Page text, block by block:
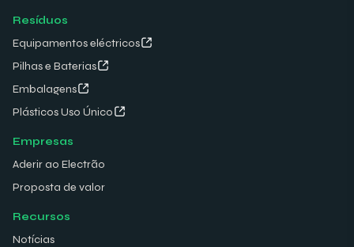
Resíduos
Equipamentos eléctricos
Pilhas e Baterias
Embalagens
Plásticos Uso Único
Empresas
Aderir ao Electrão
Proposta de valor
Recursos
Notícias